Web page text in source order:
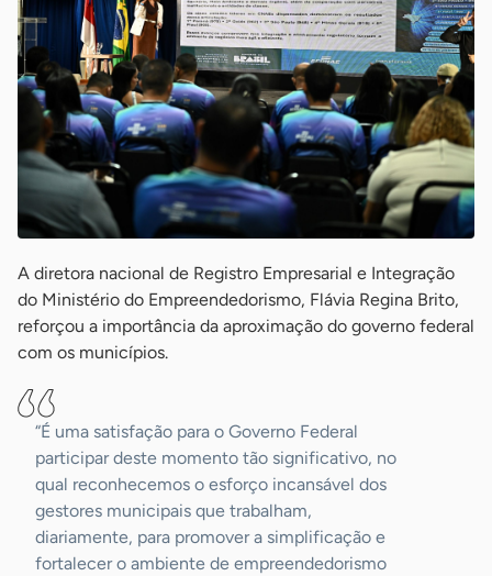
A diretora nacional de Registro Empresarial e Integração
do Ministério do Empreendedorismo, Flávia Regina Brito,
reforçou a importância da aproximação do governo federal
com os municípios.
“É uma satisfação para o Governo Federal
participar deste momento tão significativo, no
qual reconhecemos o esforço incansável dos
gestores municipais que trabalham,
diariamente, para promover a simplificação e
fortalecer o ambiente de empreendedorismo